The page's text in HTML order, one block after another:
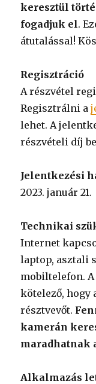
keresztül
fogadjuk el.
átutalással!
Regisztráció
A részvétel
Regisztrálni a
lehet. A
részvételi díj
Jelentkezési
2023. január 21.
Technikai
Internet
laptop, asztali
mobiltelefon.
kötelező, hogy
résztvevőt.
kamerán
maradhatnak
Alkalmazás